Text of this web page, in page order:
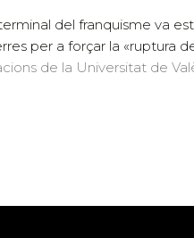
del franquisme va
per a forçar la «ruptura
de la Universitat de